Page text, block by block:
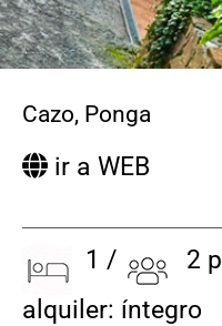
Cazo, Ponga
ir a WEB
1 /
2
alquiler: íntegro